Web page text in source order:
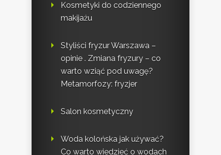
Kosmetyki do codziennego
makijażu
Styliści fryzur Warszawa –
opinie . Zmiana fryzury – co
warto wziąć pod uwagę?
Metamorfozy: fryzjer
Salon kosmetyczny
Woda kolońska jak używać?
Co warto wiedzieć o wodach